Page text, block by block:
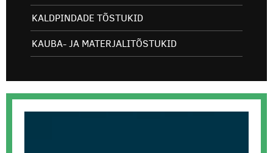
KALDPINDADE TÕSTUKID
KAUBA- JA MATERJALITÕSTUKID